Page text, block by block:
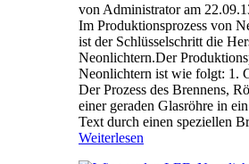
von Administrator am
Im Produktionsprozess von
ist der Schlüsselschritt die
Neonlichtern.Der
Neonlichtern ist wie folgt: 1.
Der Prozess des Brennens,
einer geraden Glasröhre in
Text durch einen speziellen
Weiterlesen